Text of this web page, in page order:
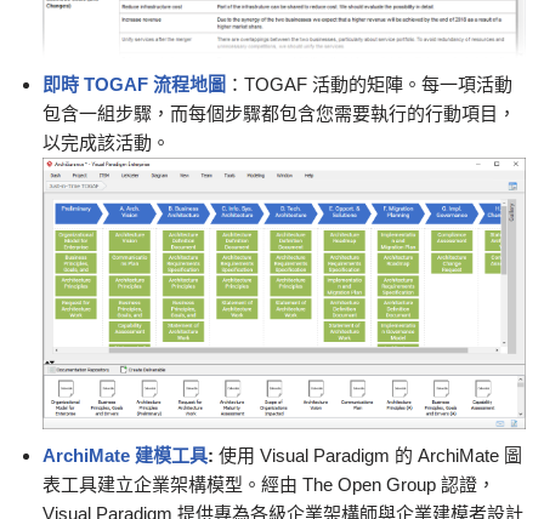
即時 TOGAF 流程地圖 ：TOGAF 活動的矩陣。每一項活動
包含一組步驟，而每個步驟都包含您需要執行的行動項目，
以完成該活動。
ArchiMate 建模工具: 使用 Visual Paradigm 的 ArchiMate 圖
表工具建立企業架構模型。經由 The Open Group 認證，
Visual Paradigm 提供專為各級企業架構師與企業建模者設計